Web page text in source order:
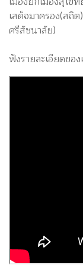
เสด็จมาครอง(สถิ
ศรีสัชนาลัย)
ฟังรายละเอียดขอ